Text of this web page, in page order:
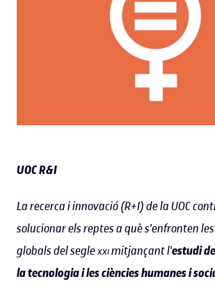
UOC R&I
La recerca i innovació (R+I) de la UOC
solucionar els reptes a què s'enfronten
globals del seglexximitjançant l'estudi
la tecnologia i les ciències humanes i